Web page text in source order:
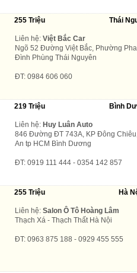
255 Triệu Thái
Liên hệ: Việt Bắc Car
Ngõ 52 Đường Việt Bắc, Phường
Đình Phùng Thái Nguyên
ĐT: 0984 606 060
219 Triệu Bình
Liên hệ: Huy Luân Auto
846 Đường ĐT 743A, KP Đông
An tp HCM Bình Dương
ĐT: 0919 111 444 - 0354 142 857
255 Triệu Hà
Liên hệ: Salon Ô Tô Hoàng Lâm
Thạch Xá - Thạch Thất Hà Nội
ĐT: 0963 875 188 - 0929 455 555